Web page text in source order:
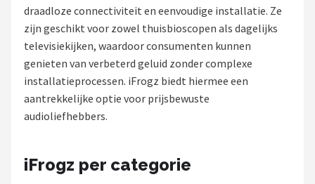
POPULAIRE MERKEN
Power Dynamics
Soundskins
Teufel
ArtSound
draadloze connectiviteit en eenvoudige installatie. Ze
zijn geschikt voor zowel thuisbioscopen als dagelijks
televisiekijken, waardoor consumenten kunnen
genieten van verbeterd geluid zonder complexe
installatieprocessen. iFrogz biedt hiermee een
aantrekkelijke optie voor prijsbewuste
audioliefhebbers.
iFrogz per categorie